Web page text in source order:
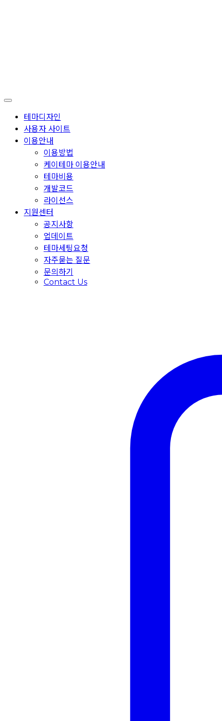
테마디자인
사용자 사이트
이용안내
이용방법
케이테마 이용안내
테마비용
개발코드
라이선스
지원센터
공지사항
업데이트
테마세팅요청
자주묻는 질문
문의하기
Contact Us